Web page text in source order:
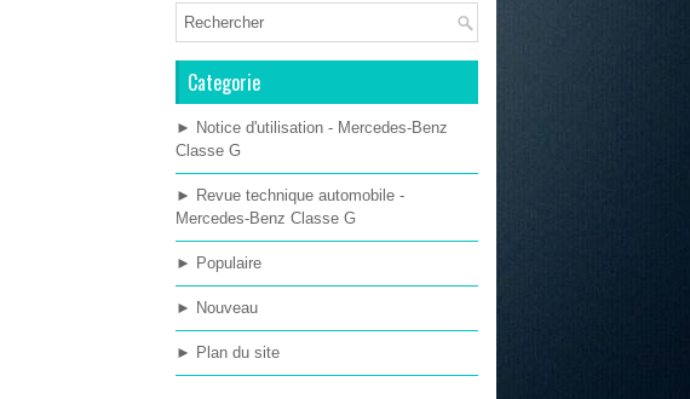
Categorie
► Notice d'utilisation - Mercedes-Benz
Classe G
► Revue technique automobile -
Mercedes-Benz Classe G
► Populaire
► Nouveau
► Plan du site